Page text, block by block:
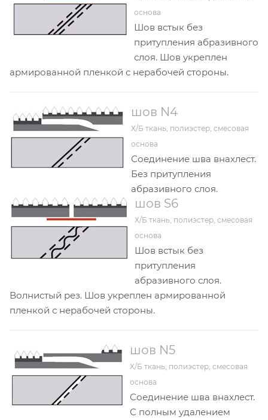
основа
Шов встык без
притупления абразивного
слоя. Шов укреплен
армированной пленкой с нерабочей стороны.
шов N4
Х/Б ткань, полиэстер, смесовая
основа
Соединение шва внахлест.
Без притупления
абразивного слоя.
шов S6
Х/Б ткань, полиэстер, смесовая
основа
Шов встык без
притупления
абразивного слоя.
Волнистый рез. Шов укреплен армированной
пленкой с нерабочей стороны.
шов N5
Х/Б ткань, полиэстер, смесовая
основа
Соединение шва внахлест.
С полным удалением